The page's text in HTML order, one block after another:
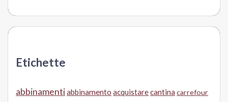
Etichette
abbinamentiabbinamento acquistarecantina carrefour